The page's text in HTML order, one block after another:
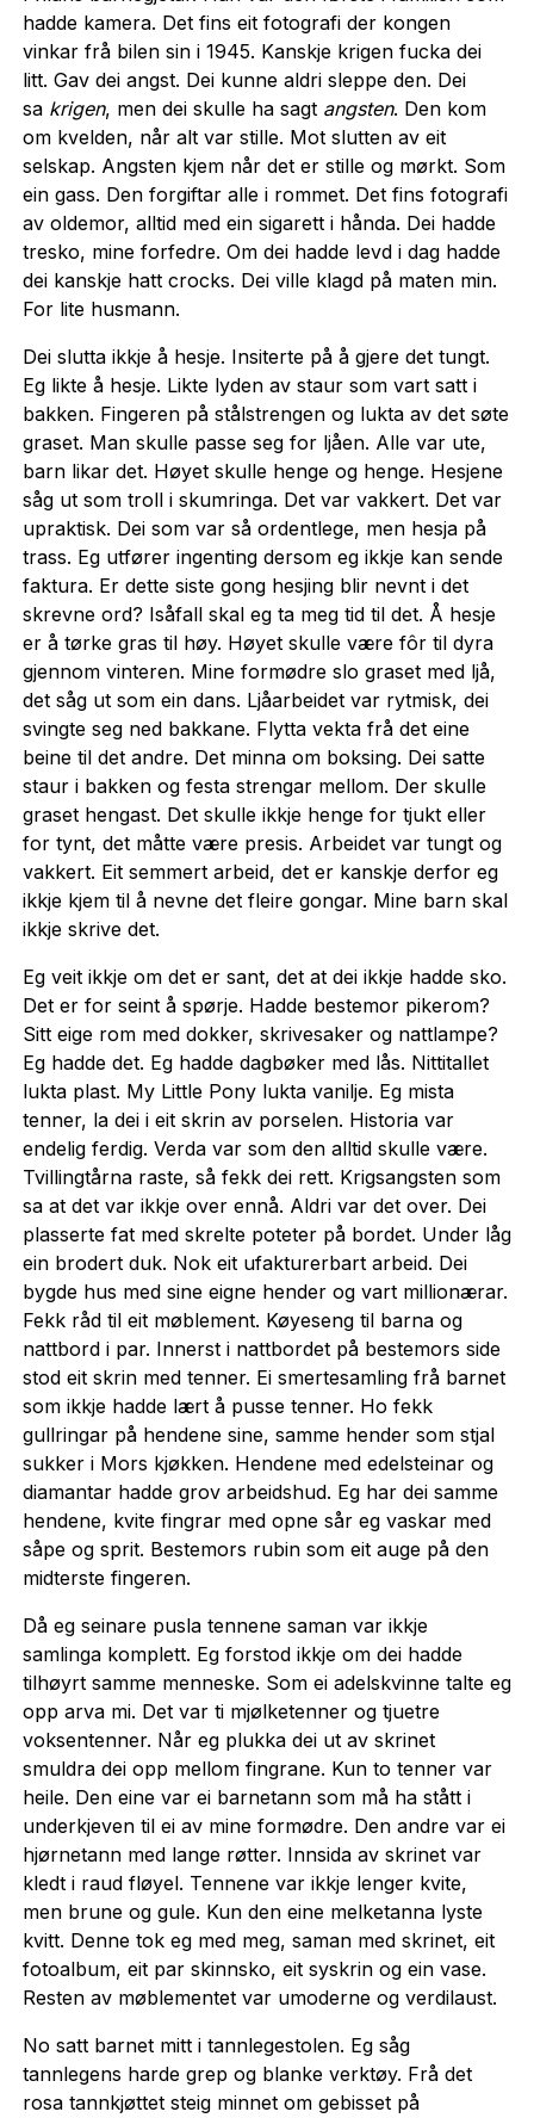
hadde kamera. Det fins eit fotografi der kongen
vinkar frå bilen sin i 1945. Kanskje krigen fucka dei
litt. Gav dei angst. Dei kunne aldri sleppe den. Dei
sa krigen, men dei skulle ha sagt angsten. Den kom
om kvelden, når alt var stille. Mot slutten av eit
selskap. Angsten kjem når det er stille og mørkt. Som
ein gass. Den forgiftar alle i rommet. Det fins fotografi
av oldemor, alltid med ein sigarett i hånda. Dei hadde
tresko, mine forfedre. Om dei hadde levd i dag hadde
dei kanskje hatt crocks. Dei ville klagd på maten min.
For lite husmann.
Dei slutta ikkje å hesje. Insiterte på å gjere det tungt.
Eg likte å hesje. Likte lyden av staur som vart satt i
bakken. Fingeren på stålstrengen og lukta av det søte
graset. Man skulle passe seg for ljåen. Alle var ute,
barn likar det. Høyet skulle henge og henge. Hesjene
såg ut som troll i skumringa. Det var vakkert. Det var
upraktisk. Dei som var så ordentlege, men hesja på
trass. Eg utfører ingenting dersom eg ikkje kan sende
faktura. Er dette siste gong hesjing blir nevnt i det
skrevne ord? Isåfall skal eg ta meg tid til det. Å hesje
er å tørke gras til høy. Høyet skulle være fôr til dyra
gjennom vinteren. Mine formødre slo graset med ljå,
det såg ut som ein dans. Ljåarbeidet var rytmisk, dei
svingte seg ned bakkane. Flytta vekta frå det eine
beine til det andre. Det minna om boksing. Dei satte
staur i bakken og festa strengar mellom. Der skulle
graset hengast. Det skulle ikkje henge for tjukt eller
for tynt, det måtte være presis. Arbeidet var tungt og
vakkert. Eit semmert arbeid, det er kanskje derfor eg
ikkje kjem til å nevne det fleire gongar. Mine barn skal
ikkje skrive det.
Eg veit ikkje om det er sant, det at dei ikkje hadde sko.
Det er for seint å spørje. Hadde bestemor pikerom?
Sitt eige rom med dokker, skrivesaker og nattlampe?
Eg hadde det. Eg hadde dagbøker med lås. Nittitallet
lukta plast. My Little Pony lukta vanilje. Eg mista
tenner, la dei i eit skrin av porselen. Historia var
endelig ferdig. Verda var som den alltid skulle være.
Tvillingtårna raste, så fekk dei rett. Krigsangsten som
sa at det var ikkje over ennå. Aldri var det over. Dei
plasserte fat med skrelte poteter på bordet. Under låg
ein brodert duk. Nok eit ufakturerbart arbeid. Dei
bygde hus med sine eigne hender og vart millionærar.
Fekk råd til eit møblement. Køyeseng til barna og
nattbord i par. Innerst i nattbordet på bestemors side
stod eit skrin med tenner. Ei smertesamling frå barnet
som ikkje hadde lært å pusse tenner. Ho fekk
gullringar på hendene sine, samme hender som stjal
sukker i Mors kjøkken. Hendene med edelsteinar og
diamantar hadde grov arbeidshud. Eg har dei samme
hendene, kvite fingrar med opne sår eg vaskar med
såpe og sprit. Bestemors rubin som eit auge på den
midterste fingeren.
Då eg seinare pusla tennene saman var ikkje
samlinga komplett. Eg forstod ikkje om dei hadde
tilhøyrt samme menneske. Som ei adelskvinne talte eg
opp arva mi. Det var ti mjølketenner og tjuetre
voksentenner. Når eg plukka dei ut av skrinet
smuldra dei opp mellom fingrane. Kun to tenner var
heile. Den eine var ei barnetann som må ha stått i
underkjeven til ei av mine formødre. Den andre var ei
hjørnetann med lange røtter. Innsida av skrinet var
kledt i raud fløyel. Tennene var ikkje lenger kvite,
men brune og gule. Kun den eine melketanna lyste
kvitt. Denne tok eg med meg, saman med skrinet, eit
fotoalbum, eit par skinnsko, eit syskrin og ein vase.
Resten av møblementet var umoderne og verdilaust.
No satt barnet mitt i tannlegestolen. Eg såg
tannlegens harde grep og blanke verktøy. Frå det
rosa tannkjøttet steig minnet om gebisset på